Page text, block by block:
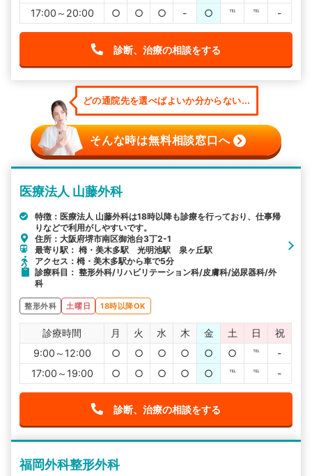
17:00～20:00
○ ○ ○ - ○ ℡ ℡ -
診断、治療の相談をする
どの通院先を選べばよいか分からない...
そんな時は無料相談窓口へ
医療法人 山藤外科
特徴：医療法人 山藤外科は18時以降も診療を行っており、仕事帰
りなどで利用がしやすいです。
住所：大阪府堺市南区御池台3丁2-1
最寄り駅： 栂・美木多駅 光明池駅 泉ヶ丘駅
アクセス：栂・美木多駅から車で5分
診療科目： 整形外科/リハビリテーション科/皮膚科/泌尿器科/外
科
整形外科 土曜日 18時以降OK
診療時間 月 火 水 木 金 土 日
祝
9:00～12:00
○ ○ ○ ○ ○ ○ ℡
-
17:00～19:00
○ ○ ○ ○ ○ ℡ ℡ -
診断、治療の相談をする
福岡外科整形外科